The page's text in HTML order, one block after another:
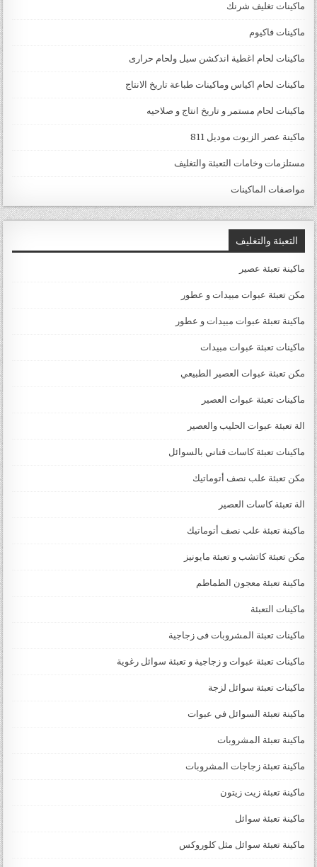
ماكينات تغليف شرنك
ماكينات فاكيوم
ماكينات لحام اغطية اندكشن سيل ولحام حرارى
ماكينات لحام اكياس وماكينات طباعة تاريخ الانتاج
ماكينات لحام مستمر و تاريخ انتاج و صلاحيه
ماكينة عصر الزيوت موديل 811
مستلزمات وخامات التعبئة والتغليف
مواصفات الماكينات
التعبئة والتغليف
ماكينة تعبئة عصير
مكن تعبئة عبوات مبيدات و عطور
ماكينة تعبئة عبوات مبيدات و عطور
ماكينات تعبئة عبوات مبيدات
مكن تعبئة عبوات العصير الطبيعي
ماكينات تعبئة عبوات العصير
الة تعبئة عبوات الحليب والعصير
ماكينات تعبئة كاسات قناني بالسوائل
مكن تعبئة علب نصف أتوماتيك
الة تعبئة كاسات العصير
ماكينة تعبئة علب نصف أتوماتيك
مكن تعبئة كاتشب و تعبئة مايونيز
ماكينة تعبئة معجون الطماطم
ماكينات التعبئة
ماكينات تعبئة المشروبات فى زجاجية
ماكينات تعبئة عبوات و زجاجية و تعبئة سوائل رغوية
ماكينات تعبئة سوائل لزجة
‏‏‏ماكينة تعبئة السوائل في عبوات
ماكينة تعبئة المشروبات
ماكينة تعبئة زجاجات المشروبات
ماكينة تعبئة زيت زيتون
ماكينة تعبئة سوائل
ماكينة تعبئة سوائل مثل كلوروكس